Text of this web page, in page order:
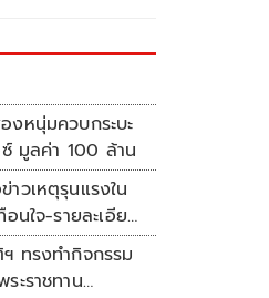
งหนุ่มควบกระบะ
ซ์ มูลค่า 100 ล้าน
วเหตุรุนแรงใน
นใจ-รายละเอียด
ทรงทำกิจกรรม
ะราชทาน